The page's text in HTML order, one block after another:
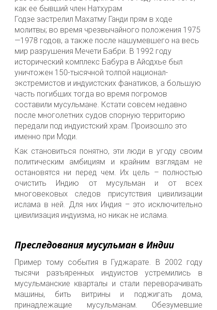
как ее бывший член Натхурам
Годзе застрелил Махатму Ганди прям в ходе
молитвы; во время чрезвычайного положения 1975
—1978 годов, а также после нашумевшего на весь
мир разрушения Мечети Бабри. В 1992 году
исторический комплекс Бабура в Айодхье был
уничтожен 150-тысячной толпой национал-
экстремистов и индуистских фанатиков, а большую
часть погибших тогда во время погромов
составили мусульмане. Кстати совсем недавно
после многолетних судов спорную территорию
передали под индуистский храм. Произошло это
именно при Моди.
Как становиться понятно, эти люди в угоду своим
политическим амбициям и крайним взглядам не
остановятся ни перед чем. Их цель – полностью
очистить Индию от мусульман и от всех
многовековых следов присутствия цивилизации
ислама в ней. Для них Индия – это исключительно
цивилизация индуизма, но никак не ислама.
Преследования мусульман в Индии
Пример тому события в Гуджарате. В 2002 году
тысячи разъяренных индуистов устремились в
мусульманские кварталы и стали переворачивать
машины, бить витрины и поджигать дома,
принадлежащие мусульманам. Обезумевшие